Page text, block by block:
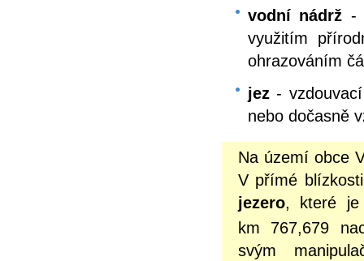
vodní nádrž -
využitím
ohrazováním
jez -
nebo dočasně
Na území obce
V přímé
jezero, které je
km 767,679
svým